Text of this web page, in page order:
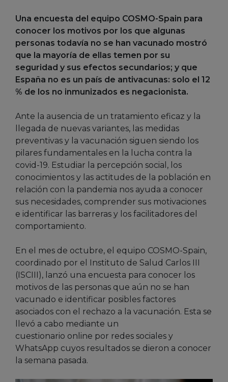
Una encuesta del equipo COSMO-Spain para
conocer los motivos por los que algunas
personas todavía no se han vacunado mostró
que la mayoría de ellas temen por su
seguridad y sus efectos secundarios; y que
España no es un país de antivacunas: solo el 12
% de los no inmunizados es negacionista.
Ante la ausencia de un tratamiento eficaz y la
llegada de nuevas variantes, las medidas
preventivas y la vacunación siguen siendo los
pilares fundamentales en la lucha contra la
covid-19. Estudiar la percepción social, los
conocimientos y las actitudes de la población en
relación con la pandemia nos ayuda a conocer
sus necesidades, comprender sus motivaciones
e identificar las barreras y los facilitadores del
comportamiento.
En el mes de octubre, el equipo COSMO-Spain,
coordinado por el Instituto de Salud Carlos III
(ISCIII), lanzó una encuesta para conocer los
motivos de las personas que aún no se han
vacunado e identificar posibles factores
asociados con el rechazo a la vacunación. Esta se
llevó a cabo mediante un
cuestionario online por redes sociales y
WhatsApp cuyos resultados se dieron a conocer
la semana pasada.